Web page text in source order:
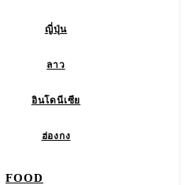
ญี่ปุ่น
ลาว
อินโดนีเซีย
ฮ่องกง
FOOD